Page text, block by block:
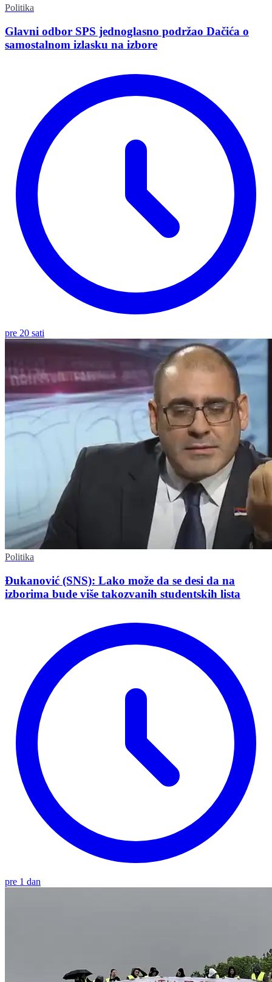
Politika
Glavni odbor SPS jednoglasno podržao Dačića o
samostalnom izlasku na izbore
pre 20 sati
Politika
Đukanović (SNS): Lako može da se desi da na
izborima bude više takozvanih studentskih lista
pre 1 dan